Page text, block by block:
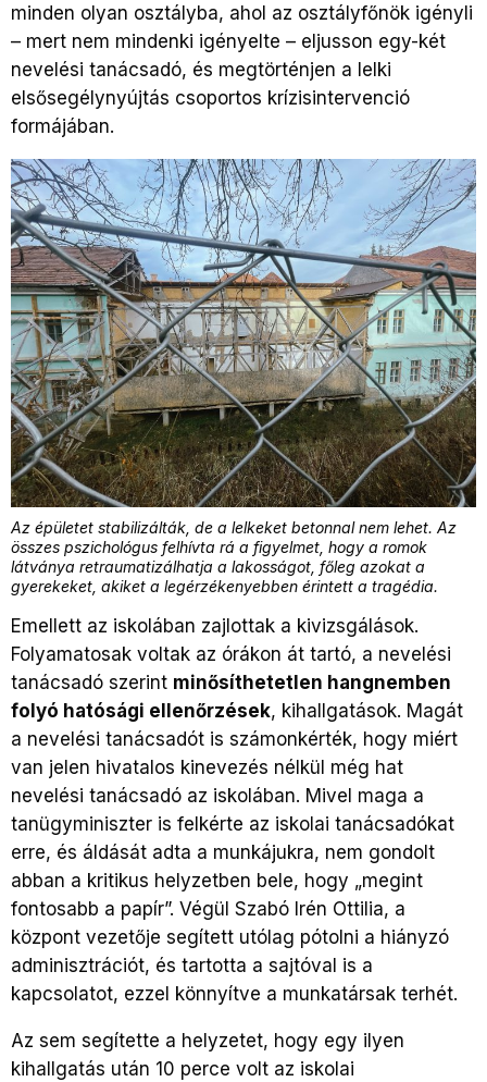
minden olyan osztályba, ahol az osztályfőnök igényli
– mert nem mindenki igényelte – eljusson egy-két
nevelési tanácsadó, és megtörténjen a lelki
elsősegélynyújtás csoportos krízisintervenció
formájában.
Az épületet stabilizálták, de a lelkeket betonnal nem lehet. Az
összes pszichológus felhívta rá a figyelmet, hogy a romok
látványa retraumatizálhatja a lakosságot, főleg azokat a
gyerekeket, akiket a legérzékenyebben érintett a tragédia.
Emellett az iskolában zajlottak a kivizsgálások.
Folyamatosak voltak az órákon át tartó, a nevelési
tanácsadó szerint minősíthetetlen hangnemben
folyó hatósági ellenőrzések, kihallgatások. Magát
a nevelési tanácsadót is számonkérték, hogy miért
van jelen hivatalos kinevezés nélkül még hat
nevelési tanácsadó az iskolában. Mivel maga a
tanügyminiszter is felkérte az iskolai tanácsadókat
erre, és áldását adta a munkájukra, nem gondolt
abban a kritikus helyzetben bele, hogy „megint
fontosabb a papír”. Végül Szabó Irén Ottilia, a
központ vezetője segített utólag pótolni a hiányzó
adminisztrációt, és tartotta a sajtóval is a
kapcsolatot, ezzel könnyítve a munkatársak terhét.
Az sem segítette a helyzetet, hogy egy ilyen
kihallgatás után 10 perce volt az iskolai